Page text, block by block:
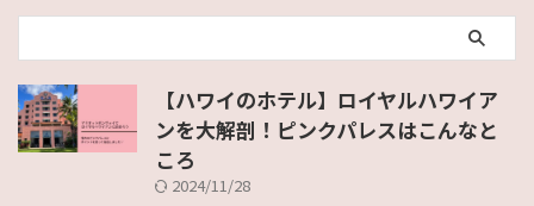
【ハワイのホテル】ロイヤルハワイア
ンを大解剖！ピンクパレスはこんなと
ころ
2024/11/28